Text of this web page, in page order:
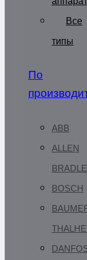
Все
типы
По
ABB
ALLEN
BOSCH